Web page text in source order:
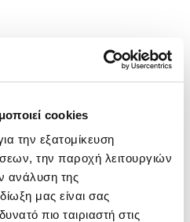
cookies
την εξατομίκευση
την παροχή λειτουργιών
ανάλυση της
μας είναι σας
πιο ταιριαστή στις